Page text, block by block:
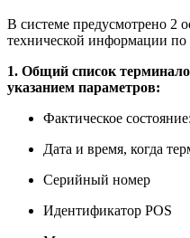
В системе предусмотрено 2
технической информации по
1. Общий список
указанием параметров:
Фактическое
Дата и время, когда
Серийный номер
Идентификатор POS